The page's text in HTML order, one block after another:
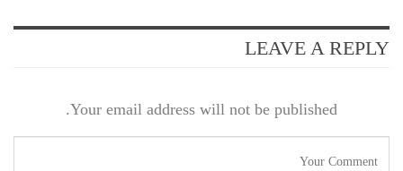
LEAVE A REPLY
Your email address will not be published.